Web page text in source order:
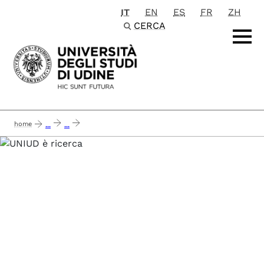
Passa al contenuto principale
IT EN ES FR
ZH
CERCA
home ... ...
cedric-creazione di un agro-ecosistema sostenibile e transfrontaliero